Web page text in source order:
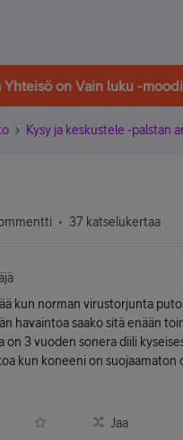
Yhteisö on Vain luku -
Kysy ja keskustele -palstan
37 katselukertaa
kun norman virustorjunta
havaintoa saako sitä enään
3 vuoden sonera diili
kun koneeni on suojaamaton
Jaa